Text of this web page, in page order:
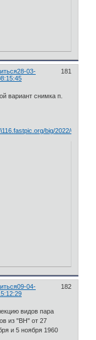
181
28-03-
вариант снимка п.
182
09-04-
видов пара
из "ВН" от 27
и 5 ноября 1960